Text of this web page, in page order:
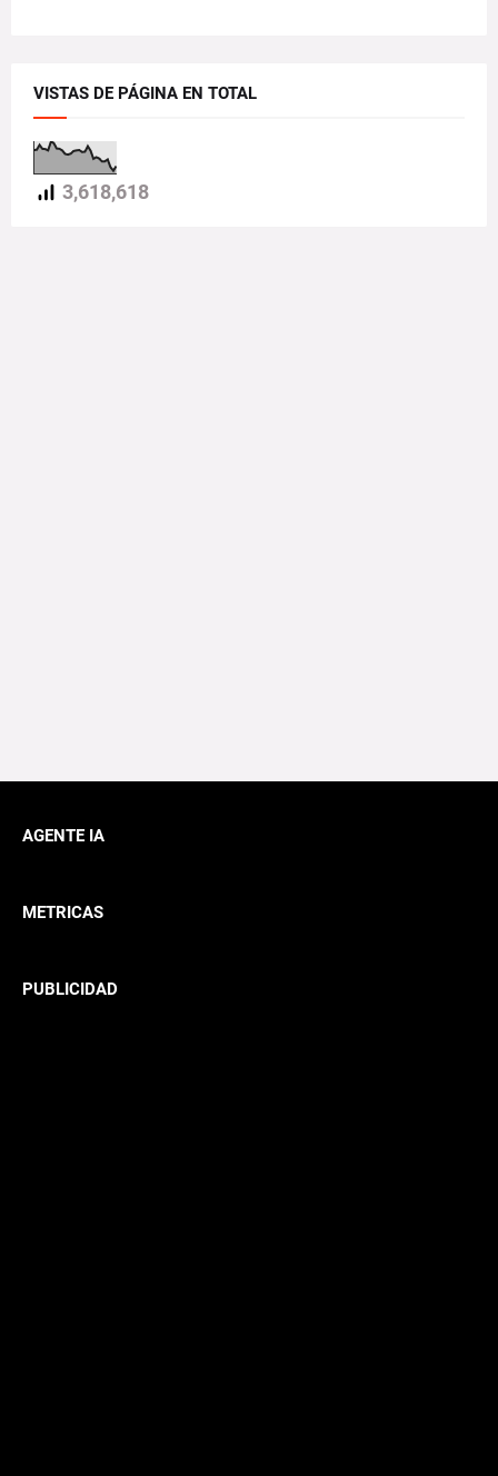
VISTAS DE PÁGINA EN TOTAL
3,618,618
AGENTE IA
METRICAS
PUBLICIDAD